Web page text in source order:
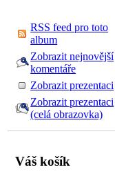
RSS feed pro toto
album
Zobrazit nejnovější
komentáře
Zobrazit prezentaci
Zobrazit prezentaci
(celá obrazovka)
Váš košík